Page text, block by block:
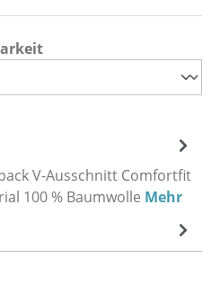
V-Ausschnitt Comfortfit
100 % Baumwolle Mehr